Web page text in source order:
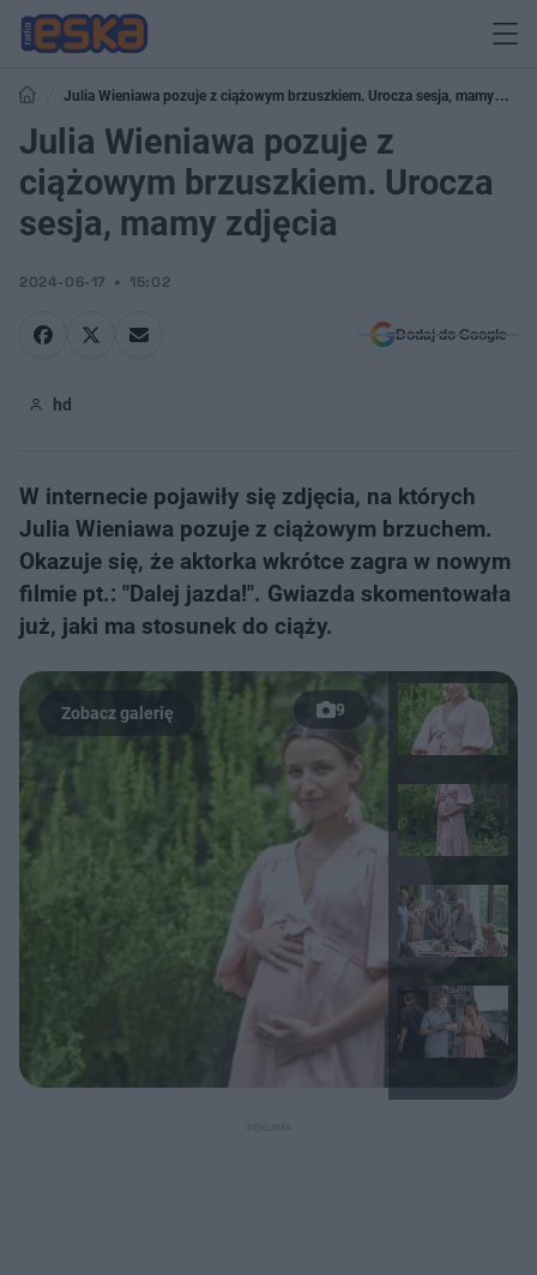
Julia Wieniawa pozuje z ciążowym brzuszkiem. Urocza sesja, mamy
zdjęcia
Julia Wieniawa pozuje z
ciążowym brzuszkiem. Urocza
sesja, mamy zdjęcia
2024-06-17 15:02
Dodaj do Google
hd
W internecie pojawiły się zdjęcia, na których
Julia Wieniawa pozuje z ciążowym brzuchem.
Okazuje się, że aktorka wkrótce zagra w nowym
filmie pt.: "Dalej jazda!". Gwiazda skomentowała
już, jaki ma stosunek do ciąży.
9